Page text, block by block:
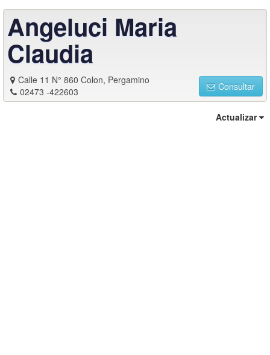
Angeluci Maria
Claudia
Calle 11 N° 860 Colon, Pergamino
02473 -422603
Consultar
Actualizar